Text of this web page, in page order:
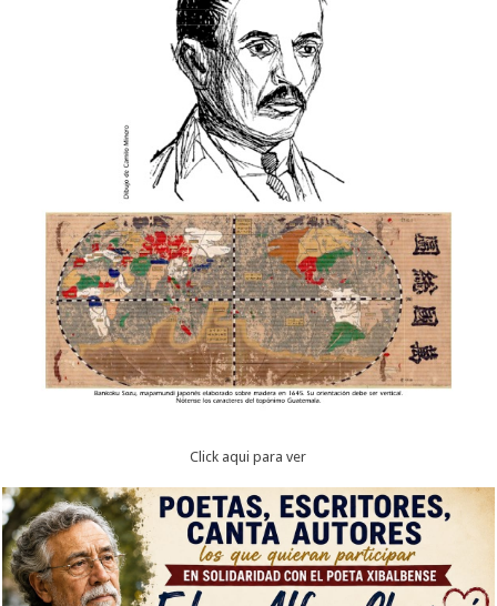
Click aqui para ver